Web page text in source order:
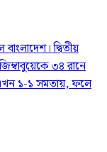
দ্বিতীয়
৩৪ রানে
এখন ১-১ সমতায়, ফলে